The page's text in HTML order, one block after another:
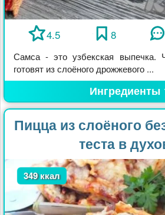
4.5 8
Самса - это узбекская выпечка.
готовят из слоёного дрожжевого ...
Ингредиенты
Пицца из слоёного
теста в
349 ккал